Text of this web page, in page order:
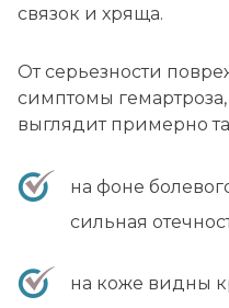
связок и хряща.
От серьезности
симптомы
выглядит примерно
на фоне
сильная
на коже видны